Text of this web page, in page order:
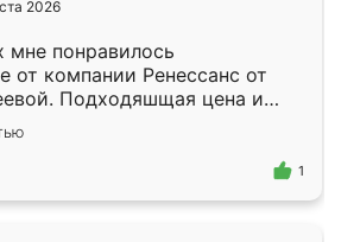
2026
мне понравилось
от компании Ренессанс от
Подходяшщая цена и
изготовления. Приехавший
Владислав
моему эскизу самый
1